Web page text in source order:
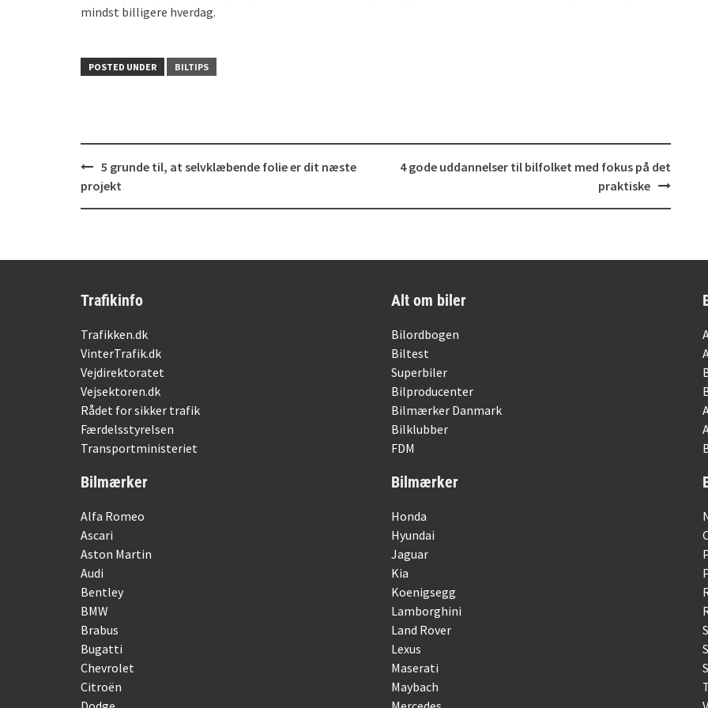
mindst billigere hverdag.
POSTED UNDER BILTIPS
Post
navigation
5 grunde til, at selvklæbende folie er dit næste
projekt
4 gode uddannelser til bilfolket med fokus på det
praktiske
Trafikinfo
Trafikken.dk
VinterTrafik.dk
Vejdirektoratet
Vejsektoren.dk
Rådet for sikker trafik
Færdelsstyrelsen
Transportministeriet
Bilmærker
Alfa Romeo
Ascari
Aston Martin
Audi
Bentley
BMW
Brabus
Bugatti
Chevrolet
Citroën
Alt om biler
Bilordbogen
Biltest
Superbiler
Bilproducenter
Bilmærker Danmark
Bilklubber
FDM
Bilmærker
Honda
Hyundai
Jaguar
Kia
Koenigsegg
Lamborghini
Land Rover
Lexus
Maserati
Maybach